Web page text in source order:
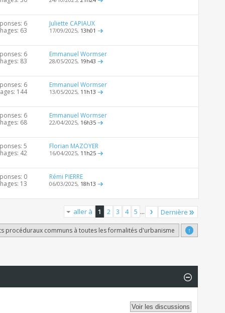
6
63
Juliette CAPIAUX
17/09/2025, 13h01
6
83
Emmanuel Wormser
28/05/2025, 19h43
6
144
Emmanuel Wormser
13/05/2025, 11h13
6
68
Emmanuel Wormser
22/04/2025, 16h35
5
42
Florian MAZOYER
16/04/2025, 11h25
0
13
Rémi PIERRE
06/03/2025, 18h13
aller à 1 2 3 4 5 ... Dernière
procéduraux communs à toutes les formalités d'urbanisme ↑